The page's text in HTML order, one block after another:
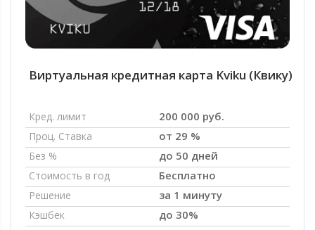
Виртуальная кредитная карта Kviku (Квику)
Кред. лимит 200 000 руб.
Проц. Ставка от 29 %
Без % до 50 дней
Стоимость в год Бесплатно
Решение за 1 минуту
Кэшбек до 30%